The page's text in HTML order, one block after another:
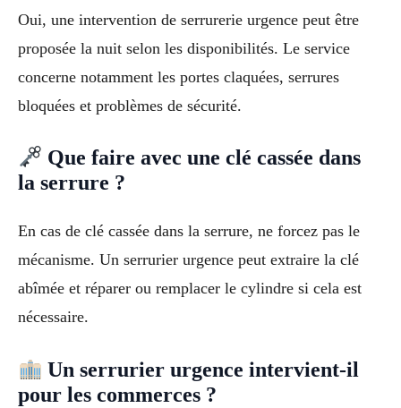
Oui, une intervention de serrurerie urgence peut être
proposée la nuit selon les disponibilités. Le service
concerne notamment les portes claquées, serrures
bloquées et problèmes de sécurité.
Que faire avec une clé cassée dans
la serrure ?
En cas de clé cassée dans la serrure, ne forcez pas le
mécanisme. Un serrurier urgence peut extraire la clé
abîmée et réparer ou remplacer le cylindre si cela est
nécessaire.
Un serrurier urgence intervient-il
pour les commerces ?